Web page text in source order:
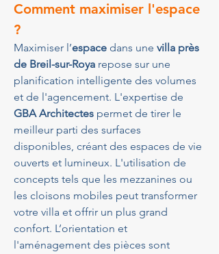
Comment maximiser l'espace
?
Maximiser l’espace dans une villa près
de Breil-sur-Roya repose sur une
planification intelligente des volumes
et de l'agencement. L'expertise de
GBA Architectes permet de tirer le
meilleur parti des surfaces
disponibles, créant des espaces de vie
ouverts et lumineux. L'utilisation de
concepts tels que les mezzanines ou
les cloisons mobiles peut transformer
votre villa et offrir un plus grand
confort. L’orientation et
l'aménagement des pièces sont